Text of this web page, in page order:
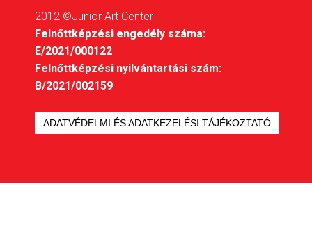
2012 ©Junior Art Center
Felnőttképzési engedély száma:
E/2021/000122
Felnőttképzési nyilvántartási szám:
B/2021/002159
ADATVÉDELMI ÉS ADATKEZELÉSI TÁJÉKOZTATÓ